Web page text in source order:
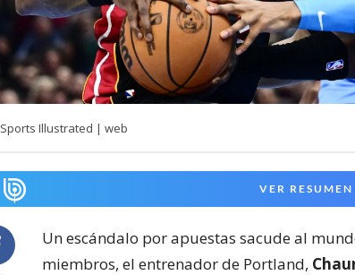
Sports Illustrated | web
VER RESUMEN
Un escándalo por apuestas sacude al
miembros, el entrenador de Portland,